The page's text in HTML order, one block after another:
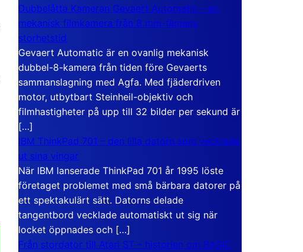
Dubbelåtta Kameran Gevaert Automatic – en
mekanisk filmkamera från 8 mm-filmens
storhetstid
Gevaert Automatic är en ovanlig mekanisk
dubbel-8-kamera från tiden före Gevaerts
sammanslagning med Agfa. Med fjäderdriven
motor, utbytbart Steinheil-objektiv och
filmhastigheter på upp till 32 bilder per sekund är
[…]
IBM ThinkPad 701 – den lilla datorn som vecklade
ut sina vingar
När IBM lanserade ThinkPad 701 år 1995 löste
företaget problemet med små bärbara datorer på
ett spektakulärt sätt. Datorns delade
tangentbord vecklade automatiskt ut sig när
locket öppnades och […]
Från stordator till Atari ST – historien om BASIC